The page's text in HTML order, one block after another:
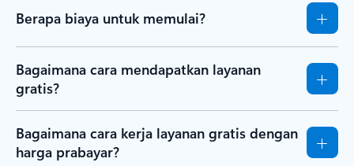
Berapa biaya untuk memulai?
Bagaimana cara mendapatkan layanan
gratis?
Bagaimana cara kerja layanan gratis dengan
harga prabayar?